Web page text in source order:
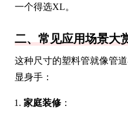
一个得选XL。
二、常见应用场景大
这种尺寸的塑料管就像管
显身手：
家庭装修 ：